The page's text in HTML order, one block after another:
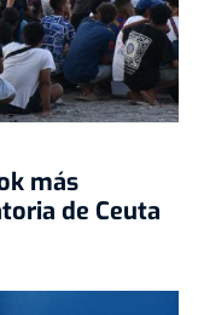
más
de Ceuta